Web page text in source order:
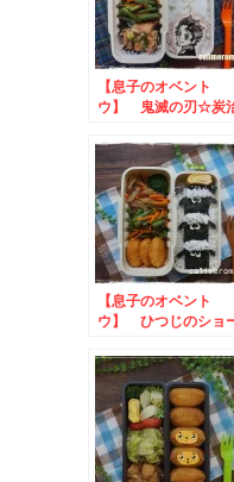
【息子のオベント
ウ】 鬼滅の刃☆炭
【息子のオベント
ウ】 ひつじのショ
の日写真投稿キャン
ーン